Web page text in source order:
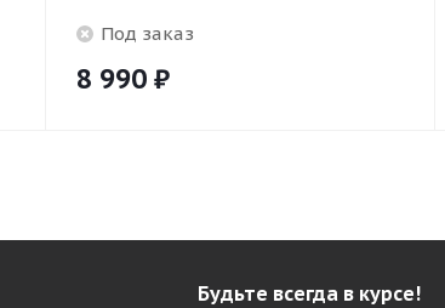
Под заказ
8 990 ₽
Будьте всегда в курсе!